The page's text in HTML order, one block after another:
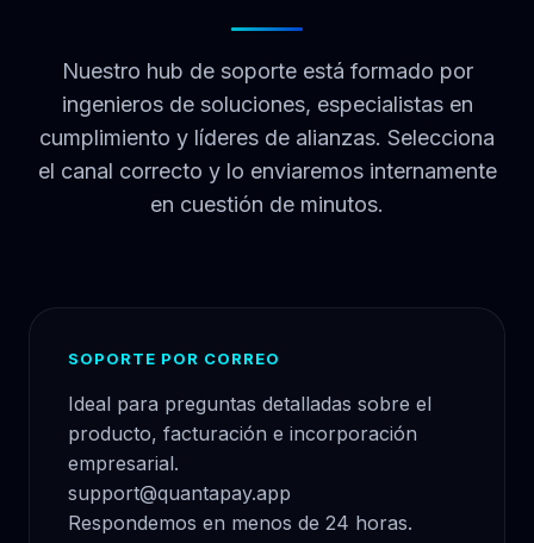
Nuestro hub de soporte está formado por
ingenieros de soluciones, especialistas en
cumplimiento y líderes de alianzas. Selecciona
el canal correcto y lo enviaremos internamente
en cuestión de minutos.
SOPORTE POR CORREO
Ideal para preguntas detalladas sobre el
producto, facturación e incorporación
empresarial.
support@quantapay.app
Respondemos en menos de 24 horas.